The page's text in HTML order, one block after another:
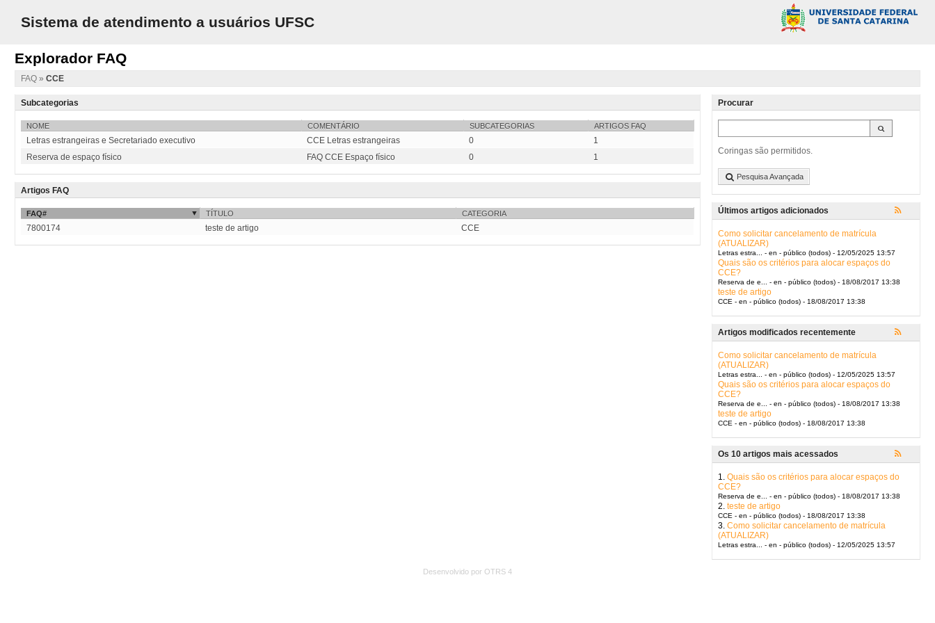
Sistema de atendimento a usuários UFSC
Explorador FAQ
FAQ » CCE
Procurar
Coringas são permitidos.
Pesquisa Avançada
Últimos artigos adicionados
Como solicitar cancelamento de matrícula
(ATUALIZAR)
Letras estra... - en - público (todos) - 12/05/2025 13:57
Quais são os critérios para alocar espaços do
CCE?
Reserva de e... - en - público (todos) - 18/08/2017 13:38
teste de artigo
CCE - en - público (todos) - 18/08/2017 13:38
Artigos modificados recentemente
Como solicitar cancelamento de matrícula
(ATUALIZAR)
Letras estra... - en - público (todos) - 12/05/2025 13:57
Quais são os critérios para alocar espaços do
CCE?
Reserva de e... - en - público (todos) - 18/08/2017 13:38
teste de artigo
CCE - en - público (todos) - 18/08/2017 13:38
Os 10 artigos mais acessados
1. Quais são os critérios para alocar espaços do
CCE?
Reserva de e... - en - público (todos) - 18/08/2017 13:38
2. teste de artigo
CCE - en - público (todos) - 18/08/2017 13:38
3. Como solicitar cancelamento de matrícula
(ATUALIZAR)
Letras estra... - en - público (todos) - 12/05/2025 13:57
Subcategorias
NOME COMENTÁRIO SUBCATEGORIAS ARTIGOS FAQ
Letras estrangeiras e Secretariado executivo CCE Letras estrangeiras 0
1
Reserva de espaço físico
FAQ CCE Espaço físico 0 1
Artigos FAQ
FAQ# TÍTULO CATEGORIA
7800174 teste de artigo CCE
Desenvolvido por OTRS 4